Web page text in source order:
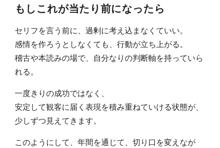
もしこれが当たり前になったら
セリフを言う前に、過剰に考え込まなくていい。
感情を作ろうとしなくても、行動が立ち上がる。
稽古や本読みの場で、自分なりの判断軸を持っていら
れる。
一度きりの成功ではなく、
安定して観客に届く表現を積み重ねていける状態が、
少しずつ見えてきます。
このようにして、年間を通じて、切り口を変えなが